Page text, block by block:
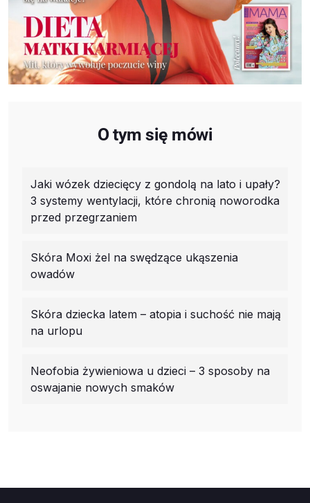
O tym się mówi
Jaki wózek dziecięcy z gondolą na lato i upały?
3 systemy wentylacji, które chronią noworodka
przed przegrzaniem
Skóra Moxi żel na swędzące ukąszenia
owadów
Skóra dziecka latem – atopia i suchość nie mają
na urlopu
Neofobia żywieniowa u dzieci – 3 sposoby na
oswajanie nowych smaków